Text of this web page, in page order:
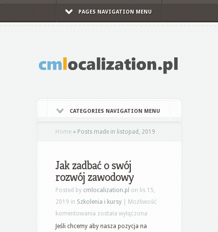
PAGES NAVIGATION MENU
CATEGORIES NAVIGATION MENU
Home » Posts made in listopad, 2019
Jak zadbać o swój
rozwój zawodowy
Posted by cmlocalization.pl on lis 15,
2019 in Szkolenia i kursy
Możliwość
komentowania Jak
zadbać
została wyłączona
Jeśli chcemy aby nasza pozycja na